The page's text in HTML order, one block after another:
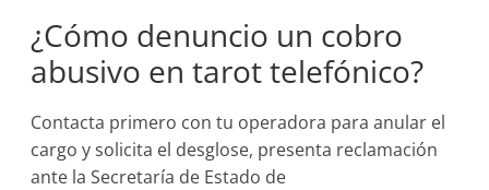
¿Cómo denuncio un cobro
abusivo en tarot telefónico?
Contacta primero con tu operadora para anular el
cargo y solicita el desglose, presenta reclamación
ante la Secretaría de Estado de